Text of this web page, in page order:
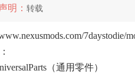
明： 转载
7daystodie/
（通用零件）